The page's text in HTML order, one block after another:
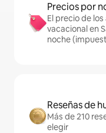
Precios por
El precio de
vacacional en
noche
Reseñas de
Más de 210
elegir